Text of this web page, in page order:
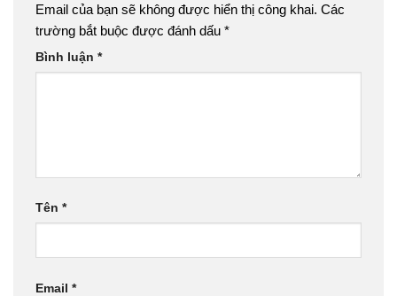
Email của bạn sẽ không được hiển thị công khai. Các
trường bắt buộc được đánh dấu *
Bình luận *
Tên *
Email *